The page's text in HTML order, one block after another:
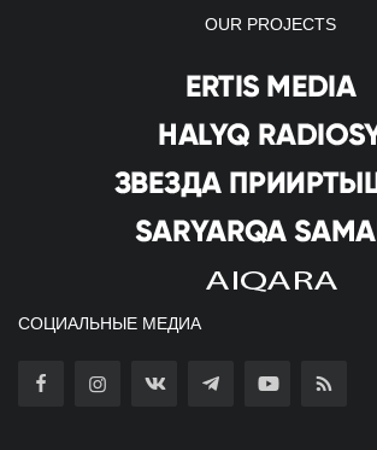
OUR PROJECTS
СОЦИАЛЬНЫЕ МЕДИА